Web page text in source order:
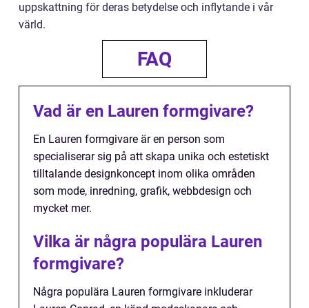
uppskattning för deras betydelse och inflytande i vår
värld.
FAQ
Vad är en Lauren formgivare?
En Lauren formgivare är en person som
specialiserar sig på att skapa unika och estetiskt
tilltalande designkoncept inom olika områden
som mode, inredning, grafik, webbdesign och
mycket mer.
Vilka är några populära Lauren
formgivare?
Några populära Lauren formgivare inkluderar